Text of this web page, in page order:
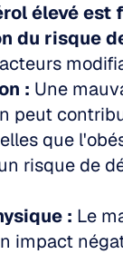
élevé est
du risque
facteurs
: Une
peut
que
risque de
: Le
impact